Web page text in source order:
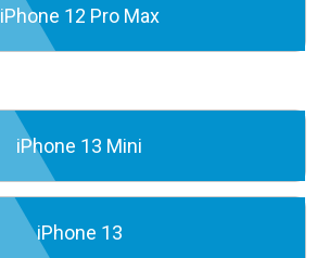
iPhone 12 Pro Max
iPhone 13 Mini
iPhone 13